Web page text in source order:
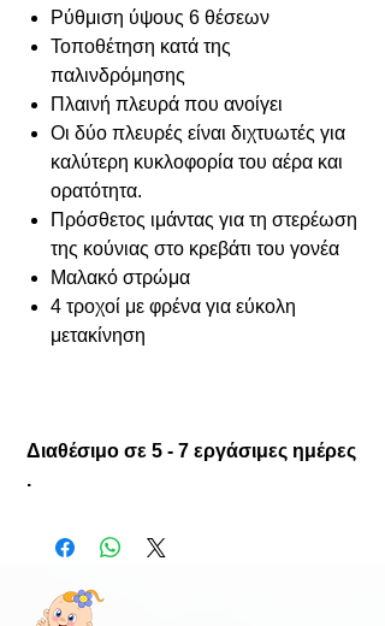
Ρύθμιση ύψους 6 θέσεων
Τοποθέτηση κατά της
παλινδρόμησης
Πλαινή πλευρά που ανοίγει
Οι δύο πλευρές είναι διχτυωτές για
καλύτερη κυκλοφορία του αέρα και
ορατότητα.
Πρόσθετος ιμάντας για τη στερέωση
της κούνιας στο κρεβάτι του γονέα
Μαλακό στρώμα
4 τροχοί με φρένα για εύκολη
μετακίνηση
Διαθέσιμο σε 5 - 7 εργάσιμες ημέρες
.